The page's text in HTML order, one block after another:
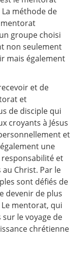
méthode de
mentorat
groupe choisi
non seulement
mais également
et de
et
de disciple qui
croyants à Jésus
et
une
responsabilité et
Christ. Par le
sont défiés de
devenir de plus
mentorat, qui
le voyage de
chrétienne